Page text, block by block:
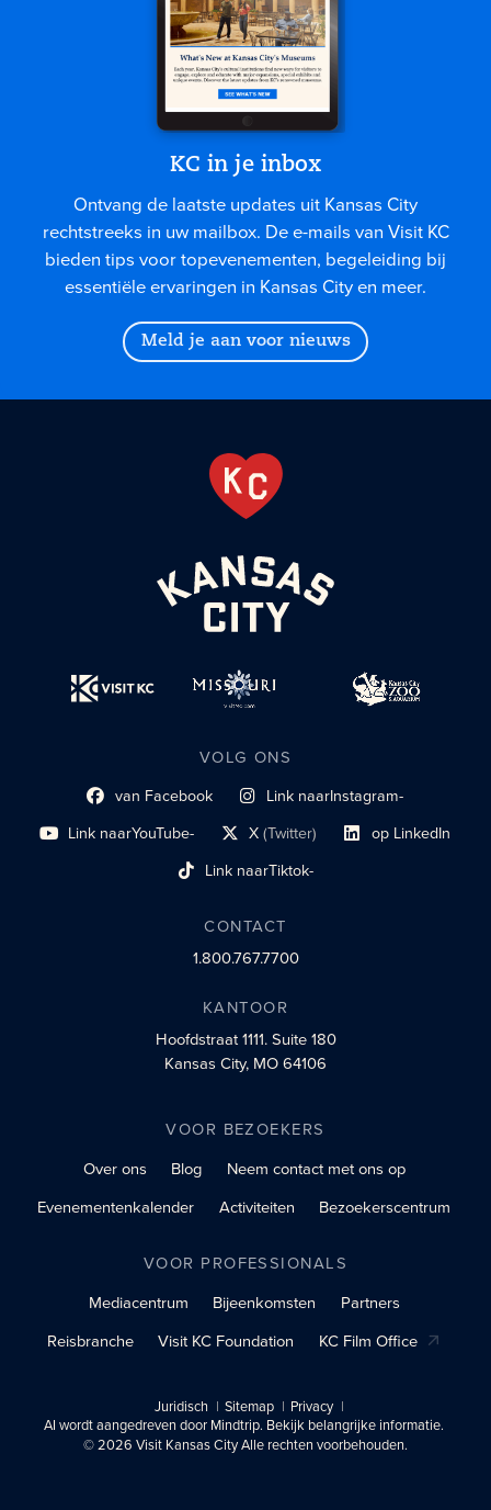
KC in je inbox
Ontvang de laatste updates uit Kansas City
rechtstreeks in uw mailbox. De e-mails van Visit KC
bieden tips voor topevenementen, begeleiding bij
essentiële ervaringen in Kansas City en meer.
Meld je aan voor nieuws
VOLG ONS
Link naar sociaal profiel
van Facebook Link naarInstagram-
sociaal profiel
Link naarYouTube-
sociaal profiel X(Twitter)
sociaal profiellink Link naar sociaal
op LinkedIn
Link naarTiktok-
sociaalprofiel
CONTACT
1.800.767.7700
KANTOOR
Hoofdstraat 1111.Suite 180
Kansas City, MO 64106
VOOR BEZOEKERS
Over ons
Blog
Neem contact met ons op
Evenementenkalender
Activiteiten Bezoekerscentrum
VOOR PROFESSIONALS
Mediacentrum
Bijeenkomsten
Partners
Reisbranche
Visit KC Foundation KC Film Office
Juridisch Sitemap
Privacy
AI wordt aangedreven door Mindtrip. Bekijk belangrijke informatie.
© 2026 Visit Kansas City Alle rechten voorbehouden.